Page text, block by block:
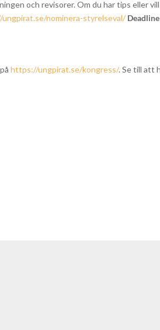
och revisorer. Om du har tips eller vill
nominera-styrelseval/
påhttps://ungpirat.se/kongress/. Se till att